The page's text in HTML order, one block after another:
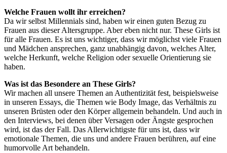
Welche Frauen wollt ihr erreichen?
Da wir selbst Millennials sind, haben wir einen guten Bezug zu
Frauen aus dieser Altersgruppe. Aber eben nicht nur. These Girls ist
für alle Frauen. Es ist uns wichtiger, dass wir möglichst viele Frauen
und Mädchen ansprechen, ganz unabhängig davon, welches Alter,
welche Herkunft, welche Religion oder sexuelle Orientierung sie
haben.
Was ist das Besondere an These Girls?
Wir machen all unsere Themen an Authentizität fest, beispielsweise
in unseren Essays, die Themen wie Body Image, das Verhältnis zu
unseren Brüsten oder den Körper allgemein behandeln. Und auch in
den Interviews, bei denen über Versagen oder Ängste gesprochen
wird, ist das der Fall. Das Allerwichtigste für uns ist, dass wir
emotionale Themen, die uns und andere Frauen berühren, auf eine
humorvolle Art behandeln.